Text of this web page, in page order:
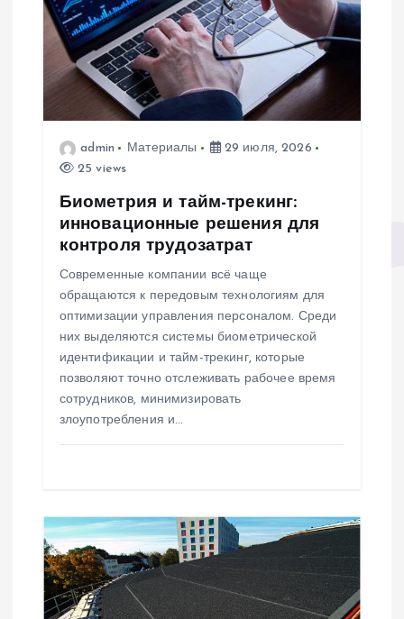
о
з
а
admin Материалы
29 июля, 2026
25 views
Биометрия и тайм-трекинг:
инновационные решения для
контроля трудозатрат
Современные компании всё чаще
обращаются к передовым технологиям для
оптимизации управления персоналом. Среди
них выделяются системы биометрической
идентификации и тайм-трекинг, которые
позволяют точно отслеживать рабочее время
сотрудников, минимизировать
злоупотребления и…